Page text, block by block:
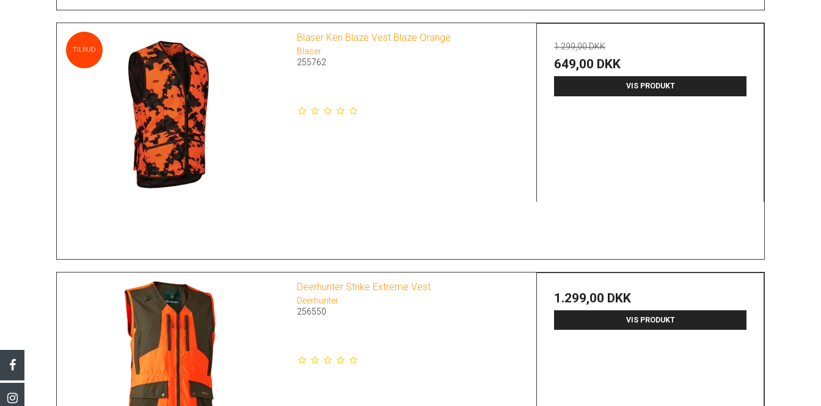
TILBUD
Blaser Ken Blaze Vest Blaze Orange
Blaser
255762
1.299,00 DKK
649,00 DKK
VIS PRODUKT
Deerhunter Strike Extreme Vest
Deerhunter
256550
1.299,00 DKK
VIS PRODUKT